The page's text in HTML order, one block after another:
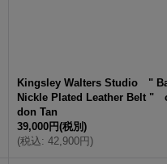
Kingsley Walters Studio "
Nickle Plated Leather Belt "
don Tan
39,000円(税別)
(税込: 42,900円)